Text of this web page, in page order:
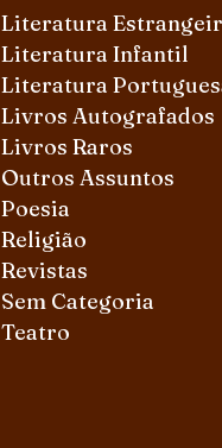
Literatura
Literatura Infantil
Literatura
Livros Autografados
Livros Raros
Outros Assuntos
Poesia
Religião
Revistas
Sem Categoria
Teatro